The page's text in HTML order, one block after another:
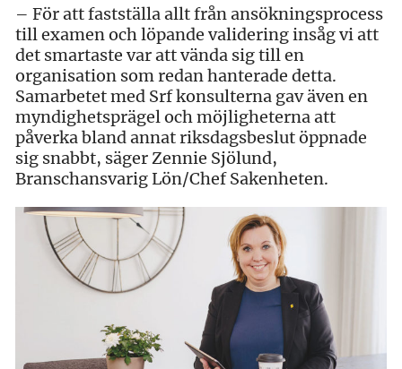
– För att fastställa allt från ansökningsprocess
till examen och löpande validering insåg vi att
det smartaste var att vända sig till en
organisation som redan hanterade detta.
Samarbetet med Srf konsulterna gav även en
myndighetsprägel och möjligheterna att
påverka bland annat riksdagsbeslut öppnade
sig snabbt, säger Zennie Sjölund,
Branschansvarig Lön/Chef Sakenheten.